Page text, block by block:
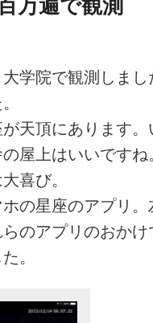
学院で観測しま
天頂にあります
屋上はいいです
喜び。
の星座のアプリ。
のアプリのおか
。